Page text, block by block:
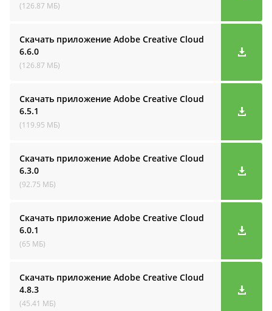
(126.87 МБ)
Скачать приложение Adobe Creative Cloud
6.6.0
(126.87 МБ)
Скачать приложение Adobe Creative Cloud
6.5.1
(119.95 МБ)
Скачать приложение Adobe Creative Cloud
6.3.0
(92.75 МБ)
Скачать приложение Adobe Creative Cloud
6.0.1
(65 МБ)
Скачать приложение Adobe Creative Cloud
4.8.3
(45.41 МБ)